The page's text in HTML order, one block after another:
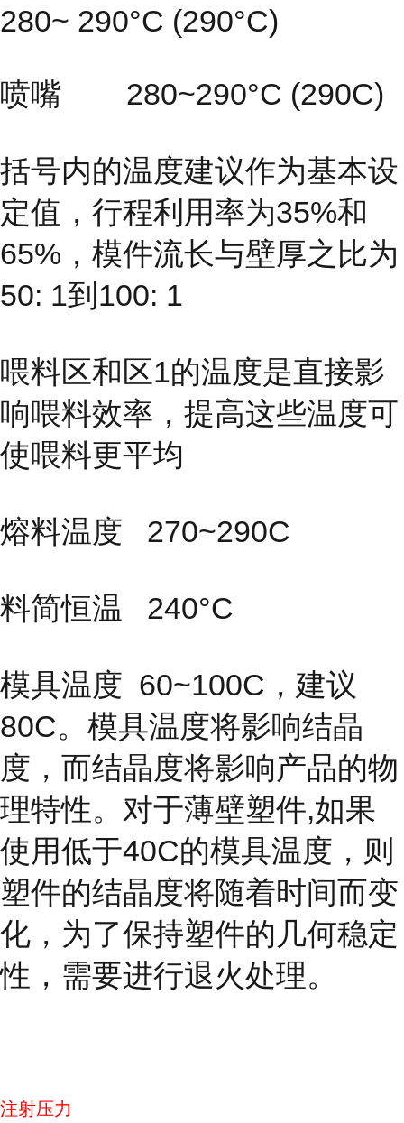
280~ 290°C (290°C)
喷嘴 280~290°C (290C)
括号内的温度建议作为基本设
定值，行程利用率为35%和
65%，模件流长与壁厚之比为
50: 1到100: 1
喂料区和区1的温度是直接影
响喂料效率，提高这些温度可
使喂料更平均
熔料温度 270~290C
料简恒温 240°C
模具温度 60~100C，建议
80C。模具温度将影响结晶
度，而结晶度将影响产品的物
理特性。对于薄壁塑件,如果
使用低于40C的模具温度，则
塑件的结晶度将随着时间而变
化，为了保持塑件的几何稳定
性，需要进行退火处理。
注射压力